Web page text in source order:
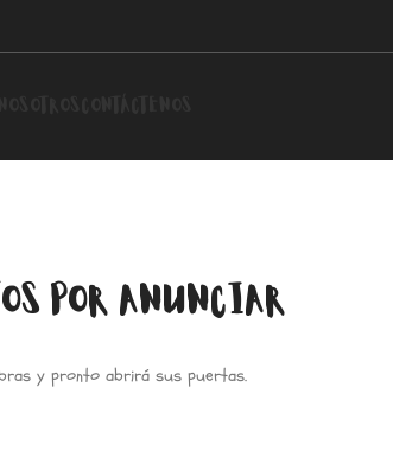
POR ANUNCIAR
y pronto abrirá sus puertas.